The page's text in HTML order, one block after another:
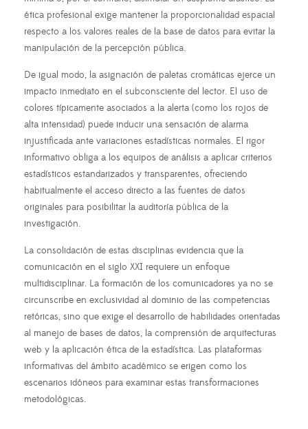
ética profesional exige mantener la proporcionalidad espacial
respecto a los valores reales de la base de datos para evitar la
manipulación de la percepción pública.
De igual modo, la asignación de paletas cromáticas ejerce un
impacto inmediato en el subconsciente del lector. El uso de
colores típicamente asociados a la alerta (como los rojos de
alta intensidad) puede inducir una sensación de alarma
injustificada ante variaciones estadísticas normales. El rigor
informativo obliga a los equipos de análisis a aplicar criterios
estadísticos estandarizados y transparentes, ofreciendo
habitualmente el acceso directo a las fuentes de datos
originales para posibilitar la auditoría pública de la
investigación.
La consolidación de estas disciplinas evidencia que la
comunicación en el siglo XXI requiere un enfoque
multidisciplinar. La formación de los comunicadores ya no se
circunscribe en exclusividad al dominio de las competencias
retóricas, sino que exige el desarrollo de habilidades orientadas
al manejo de bases de datos, la comprensión de arquitecturas
web y la aplicación ética de la estadística. Las plataformas
informativas del ámbito académico se erigen como los
escenarios idóneos para examinar estas transformaciones
metodológicas.